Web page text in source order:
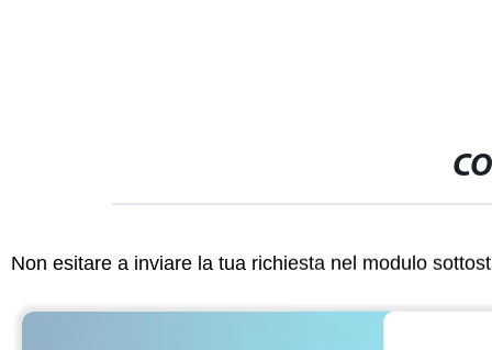
Non esitare a inviare la tua richiesta nel modulo